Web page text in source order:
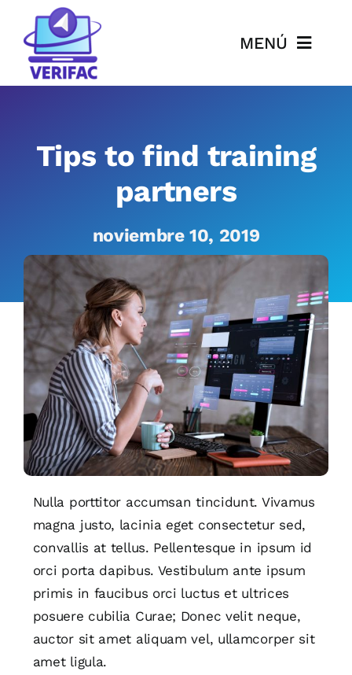
contenido
MENÚ
Qué es VERIFAC
Fechas y Normativa
Precios
Documentación
Blog
Contactar
Tips to find training
partners
noviembre 10, 2019
Nulla porttitor accumsan tincidunt. Vivamus
magna justo, lacinia eget consectetur sed,
convallis at tellus. Pellentesque in ipsum id
orci porta dapibus. Vestibulum ante ipsum
primis in faucibus orci luctus et ultrices
posuere cubilia Curae; Donec velit neque,
auctor sit amet aliquam vel, ullamcorper sit
amet ligula.